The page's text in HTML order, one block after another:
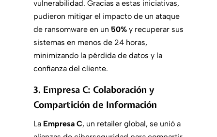
vulnerabilidad. Gracias a estas iniciativas,
pudieron mitigar el impacto de un ataque
de ransomware en un 50%y recuperar sus
sistemas en menos de 24 horas,
minimizando la pérdida de datos y la
confianza del cliente.
3. Empresa C: Colaboración y
Compartición de Información
La Empresa C, un retailer global, se unió a